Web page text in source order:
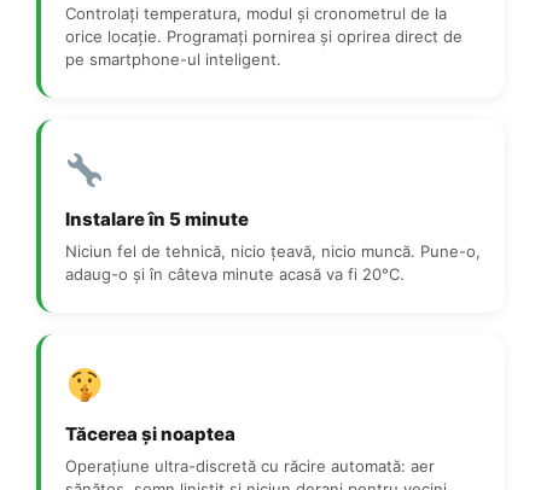
Controlați temperatura, modul și cronometrul de la
orice locație. Programați pornirea și oprirea direct de
pe smartphone-ul inteligent.
Instalare în 5 minute
Niciun fel de tehnică, nicio țeavă, nicio muncă. Pune-o,
adaug-o și în câteva minute acasă va fi 20°C.
Tăcerea și noaptea
Operațiune ultra-discretă cu răcire automată: aer